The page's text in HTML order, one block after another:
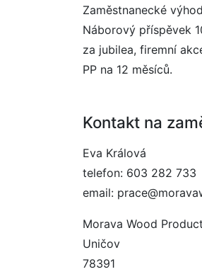
Zaměstnanecké
Náborový příspěvek
za jubilea, firemní
PP na 12 měsíců.
Kontakt na
Eva Králová
telefon: 603 282 733
email:
Morava Wood
Uničov
78391